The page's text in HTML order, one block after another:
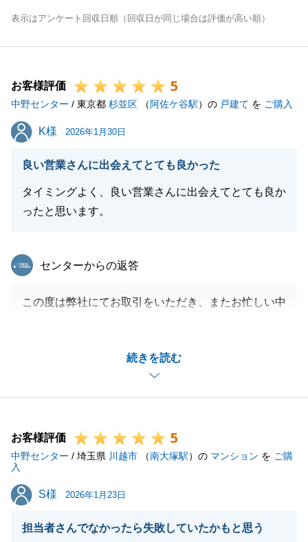
表示はアンケート回収日順（回収日が同じ場合は評価が高い順）
お客様評価 5
中野センター / 東京都 杉並区 （ 阿佐ケ谷駅）の 戸建て を ご購入
K様
K様 2026年1月30日
良い営業さんに出会えてとても良かった
タイミングよく、良い営業さんに出会えてとても良か
ったと思います。
続きを読む
東急リバブル
センターからの返答
この度は弊社にてお取引をいただき、またお忙しい中
いつも快くご対応頂きましてありがとうございまし
た。K様の担当としてご購入のお手伝いに携わる事が
出来て大変嬉しく思っております。
是非ご連絡を頂戴できればと思っております。
私共々、今後とも弊社を末永くご愛顧賜りますよう、
閉じる
お客様評価 5
中野センター / 埼玉県 川越市 （南大塚駅）の マンション を ご購
入
S様
S様 2026年1月23日
担当者さんでなかったら失敗していたかもと思う